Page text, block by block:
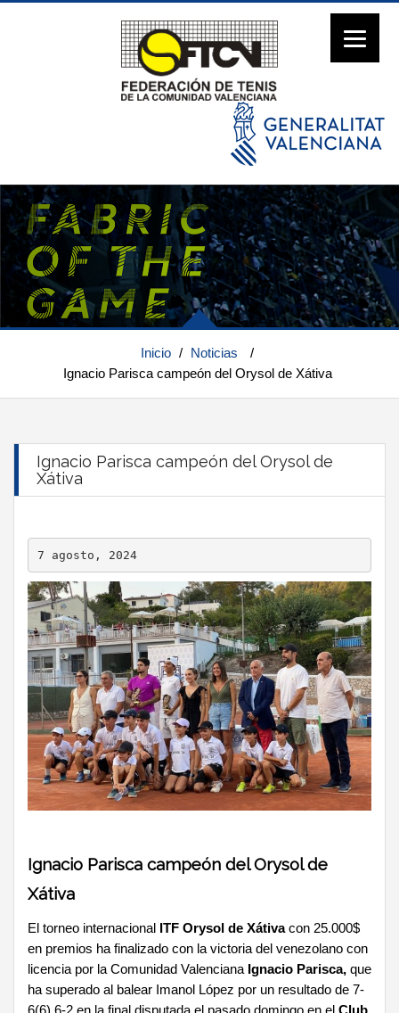
Inicio / Noticias
/
Ignacio Parisca campeón del Orysol de Xátiva
Ignacio Parisca campeón del Orysol de
Xátiva
7 agosto, 2024
Ignacio Parisca campeón del Orysol de
Xátiva
El torneo internacional ITF Orysol de Xátivacon 25.000$
en premios ha finalizado con la victoria del venezolano con
licencia por la Comunidad Valenciana Ignacio Parisca, que
ha superado al balear Imanol López por un resultado de 7-
6(6) 6-2 en la final disputada el pasado domingo en el Club